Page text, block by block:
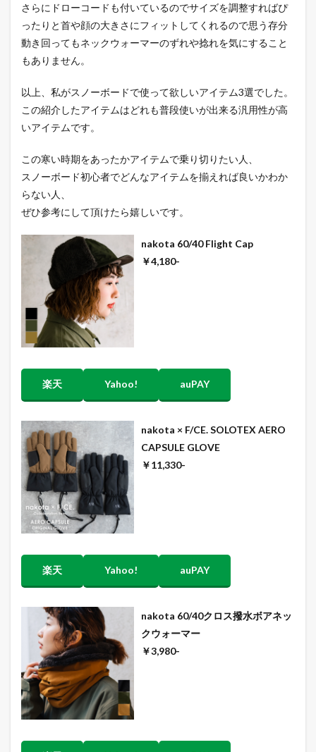
さらにドローコードも付いているのでサイズを調整すればぴ
ったりと首や顔の大きさにフィットしてくれるので思う存分
動き回ってもネックウォーマーのずれや捻れを気にすること
もありません。
以上、私がスノーボードで使って欲しいアイテム3選でした。
この紹介したアイテムはどれも普段使いが出来る汎用性が高
いアイテムです。
この寒い時期をあったかアイテムで乗り切りたい人、
スノーボード初心者でどんなアイテムを揃えれば良いかわか
らない人、
ぜひ参考にして頂けたら嬉しいです。
nakota 60/40 Flight Cap
￥4,180-
楽天 Yahoo! auPAY
nakota × F/CE. SOLOTEX AERO
CAPSULE GLOVE
￥11,330-
楽天 Yahoo! auPAY
nakota 60/40クロス撥水ボアネッ
クウォーマー
￥3,980-